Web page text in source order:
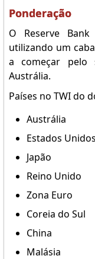
Ponderação
O Reserve
utilizando um
a começar pelo
Austrália.
Países no TWI do
Austrália
Estados
Japão
Reino Unido
Zona Euro
Coreia do Sul
China
Malásia